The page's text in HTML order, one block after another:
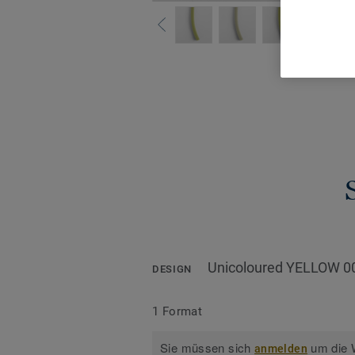
DESIGN Unicoloured YELLOW
1 Format
Sie müssen sichanmelden um die